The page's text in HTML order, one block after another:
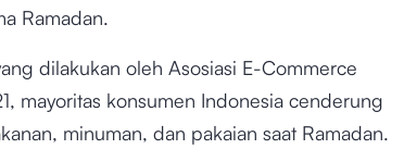
Ramadan.
dilakukan oleh Asosiasi E-Commerce
mayoritas konsumen Indonesia cenderung
minuman, dan pakaian saat Ramadan.